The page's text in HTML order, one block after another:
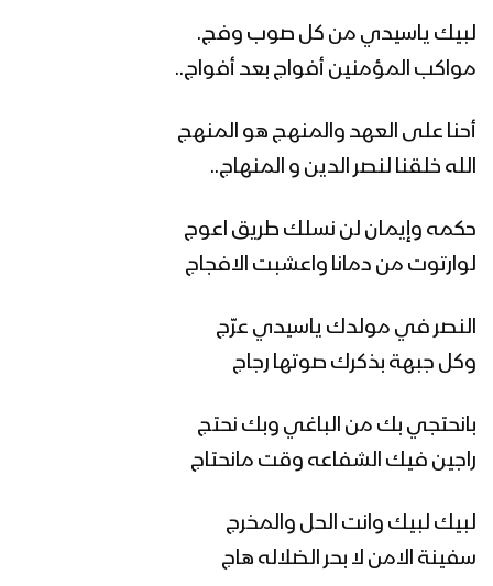
1447هـ
الشريف في العبدية 1447هــ
احتفاءا بذكرى مولد الرسول الاكرم
صعدة – مسير ضوئي لقوات حرس الحدود
من مركز المحافظة إلى دماج بمناسبة
قدوم المولد النبوي – 1447هـ
حجة – رسائل المجاهدين في جبهات حرض
وبني حسن بمناسبة المولد النبوي 1447هـ
منار العطاء | فرقة وعد الله 1447هـ
لبيك ياسيدي من كل صوب وفج.
مواكب المؤمنين أفواج بعد أفواج..
أحنا على العهد والمنهج هو المنهج
الله خلقنا لنصر الدين و المنهاج..
حكمه وإيمان لن نسلك طريق اعوج
لوارتوت من دمانا واعشبت الافجاج
النصر في مولدك ياسيدي عرّج
وكل جبهة بذكرك صوتها رجاج
بانحتجي بك من الباغي وبك نحتج
راجين فيك الشفاعه وقت مانحتاج
لبيك لبيك وانت الحل والمخرج
سفينة الامن لا بحر الضلاله هاج